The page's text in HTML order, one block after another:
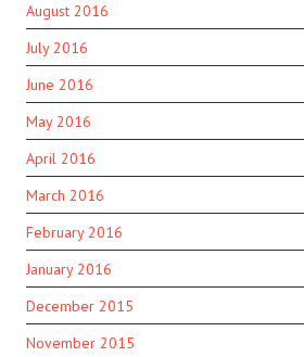
August 2016
July 2016
June 2016
May 2016
April 2016
March 2016
February 2016
January 2016
December 2015
November 2015